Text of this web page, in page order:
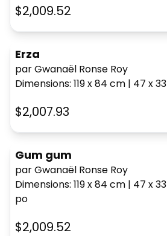
$2,009.52
Erza
par Gwanaël Ronse Roy
Dimensions: 119 x 84 cm | 47 x 33
$2,007.93
Gum gum
par Gwanaël Ronse Roy
Dimensions: 119 x 84 cm | 47 x 33
po
$2,009.52